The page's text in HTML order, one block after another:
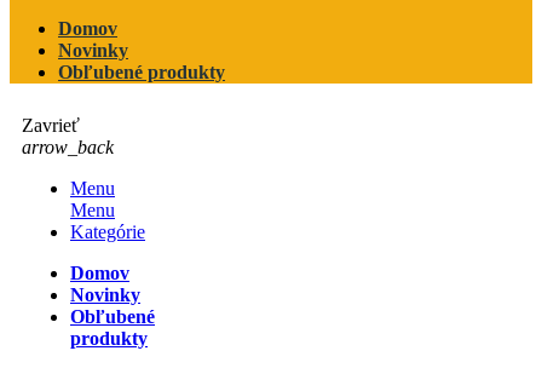
Domov
Novinky
Obľubené produkty
Zavrieť
arrow_back
Menu
Menu
Kategórie
Domov
Novinky
Obľubené
produkty